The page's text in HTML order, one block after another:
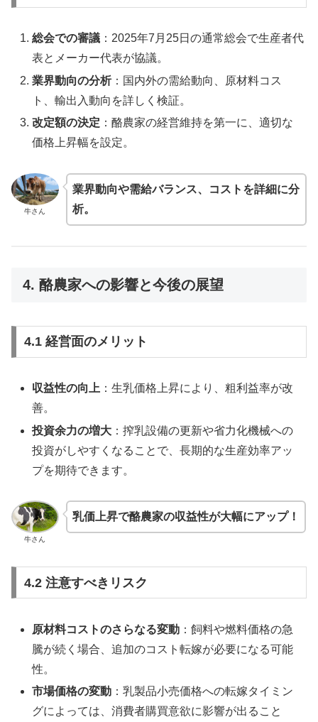
総会での審議 ：2025年7月25日の通常総会で生産者代
表とメーカー代表が協議。
業界動向の分析：国内外の需給動向、原材料コス
ト、輸出入動向を詳しく検証。
改定額の決定 ：酪農家の経営維持を第一に、適切な
価格上昇幅を設定。
牛さん
業界動向や需給バランス、コストを詳細に分
析。
4. 酪農家への影響と今後の展望
4.1 経営面のメリット
収益性の向上 ：生乳価格上昇により、粗利益率が改
善。
投資余力の増大 ：搾乳設備の更新や省力化機械への
投資がしやすくなることで、長期的な生産効率アッ
プを期待できます。
牛さん
乳価上昇で酪農家の収益性が大幅にアップ！
4.2 注意すべきリスク
原材料コストのさらなる変動 ：飼料や燃料価格の急
騰が続く場合、追加のコスト転嫁が必要になる可能
性。
市場価格の変動 ：乳製品小売価格への転嫁タイミン
グによっては、消費者購買意欲に影響が出ること